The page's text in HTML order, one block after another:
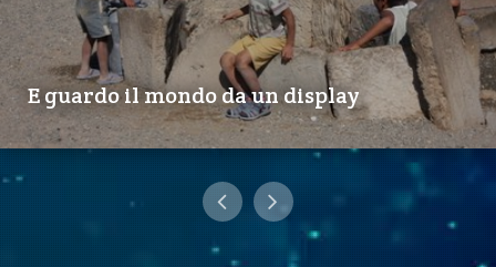
E guardo il mondo da un display